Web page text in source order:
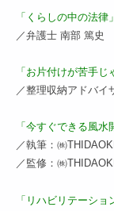
「くらしの中の法律」
／弁護士 南部 篤史
「お片付けが苦手じ
／整理収納アドバイ
「今すぐできる風水
／執筆：㈱
／監修：㈱
「リハビリテーショ